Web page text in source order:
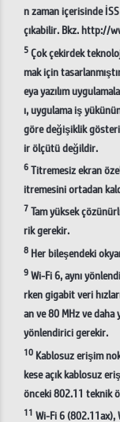
n zaman içerisinde
çıkabilir. Bkz. http://
5Çok çekirdek
mak için
eya yazılım
ı, uygulama iş yükünün
göre değişiklik
ir ölçütü değildir.
6Titremesiz ekran
itremesini ortadan
7Tam yüksek
rik gerekir.
8 Her bileşendeki
9Wi-Fi 6, aynı
rken gigabit veri
an ve 80 MHz ve
yönlendirici gerekir.
10 Kablosuz erişim
kese açık kablosuz
önceki 802.11 teknik
11 Wi-Fi 6 (802.11ax),